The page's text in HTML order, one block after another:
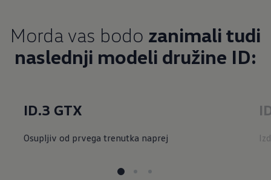
Morda vas bodo zanimali tudi
naslednji modeli družine ID:
ID.3 GTX
Osupljiv od prvega trenutka naprej